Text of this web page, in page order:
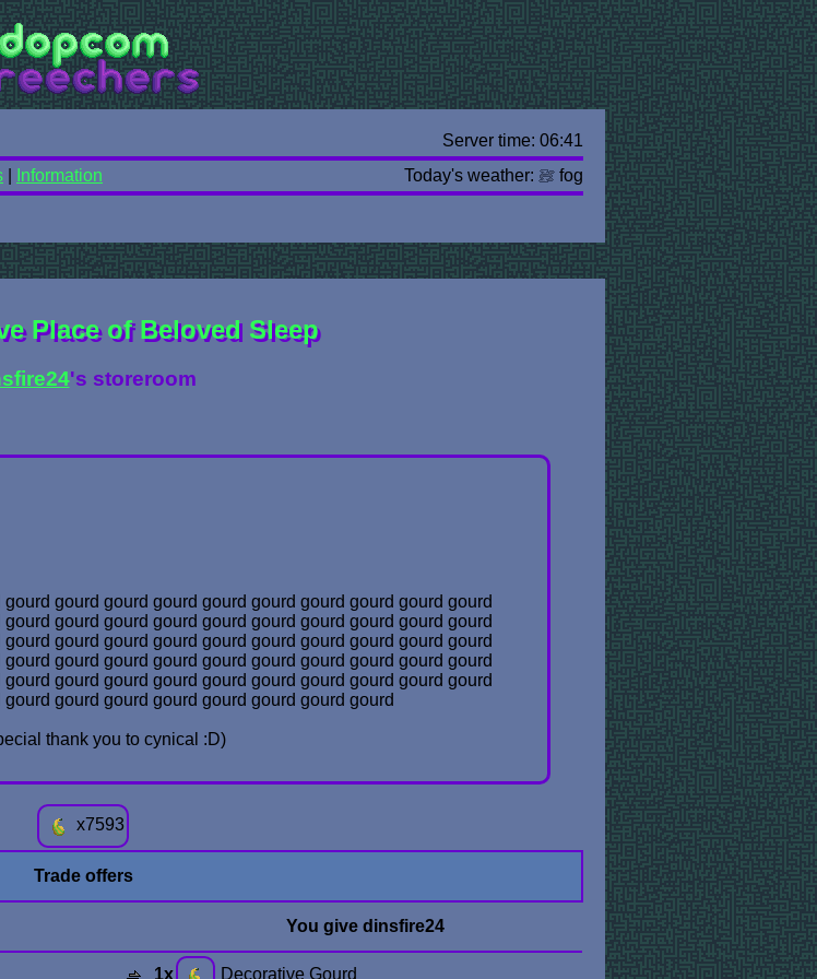
Server time: 06:41
Today's weather:
fog
Information
Place of Beloved Sleep
's storeroom
gourd gourd gourd gourd gourd gourd gourd gourd gourd
gourd gourd gourd gourd gourd gourd gourd gourd gourd
gourd gourd gourd gourd gourd gourd gourd gourd gourd
gourd gourd gourd gourd gourd gourd gourd gourd gourd
gourd gourd gourd gourd gourd gourd gourd gourd gourd
gourd gourd gourd gourd gourd gourd gourd
thank you to cynical :D)
x7593
Trade offers
You give dinsfire24
1x Decorative Gourd